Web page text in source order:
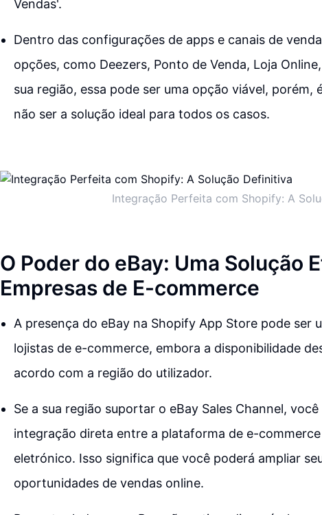
Vendas'.
Dentro das configurações de apps e canais de
opções, como Deezers, Ponto de Venda, Loja
sua região, essa pode ser uma opção viável,
não ser a solução ideal para todos os casos.
Integração Perfeita com Shopify: A
O Poder do eBay: Uma Solução
Empresas de E-commerce
A presença do eBay na Shopify App Store pode ser
lojistas de e-commerce, embora a disponibilidade
acordo com a região do utilizador.
Se a sua região suportar o eBay Sales Channel,
integração direta entre a plataforma de e-
eletrónico. Isso significa que você poderá ampliar
oportunidades de vendas online.